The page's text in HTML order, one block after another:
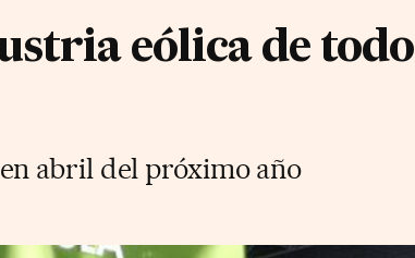
eólica de todo
abril del próximo año